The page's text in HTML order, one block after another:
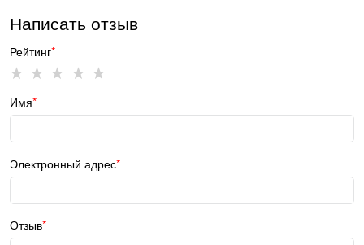
Написать отзыв
Рейтинг
Имя
Электронный адрес
Отзыв